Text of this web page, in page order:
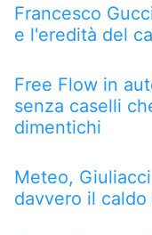
Francesco
e l'eredità del
Free Flow in
senza caselli
dimentichi
Meteo,
davvero il